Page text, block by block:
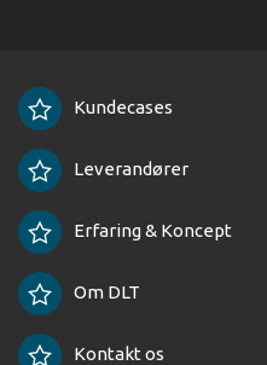
Kundecases
Leverandører
Erfaring & Koncept
Om DLT
Kontakt os